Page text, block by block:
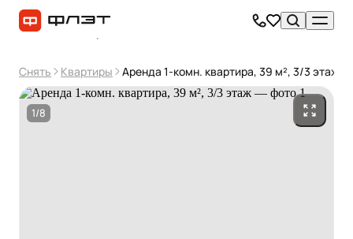
Снять Квартиры Аренда 1-комн. квартира, 39 м², 3/3 этаж
1/8